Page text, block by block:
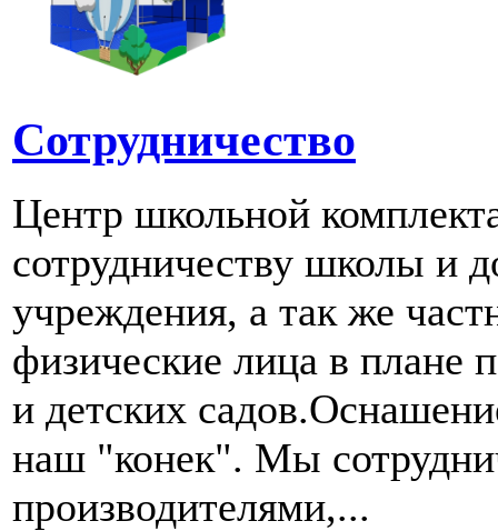
Сотрудничество
Центр школьной
сотрудничеству школы и
учреждения, а так же
физические лица в плане
и детских
наш "конек". Мы
производителями,...